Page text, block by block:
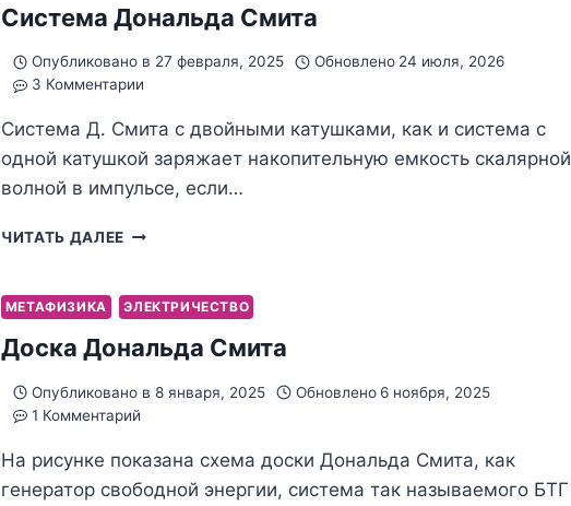
Система Дональда Смита
Опубликовано в 27 февраля, 2025 Обновлено 24 июля, 2026
3 Комментарии
Система Д. Смита с двойными катушками, как и система с
одной катушкой заряжает накопительную емкость скалярной
волной в импульсе, если…
ЧИТАТЬ ДАЛЕЕ СИСТЕМА
МЕТАФИЗИКА ЭЛЕКТРИЧЕСТВО
Доска Дональда Смита
Опубликовано в 8 января, 2025 Обновлено 6 ноября, 2025
1 Комментарий
На рисунке показана схема доски Дональда Смита, как
генератор свободной энергии, система так называемого БТГ